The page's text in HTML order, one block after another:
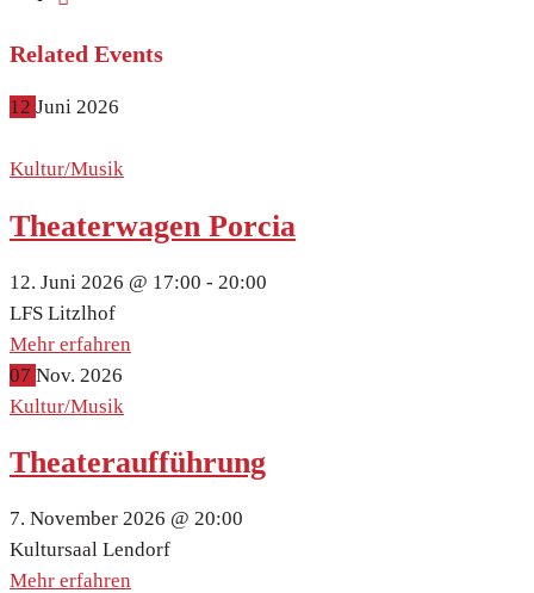
Related Events
12 Juni 2026
Kultur/Musik
Theaterwagen Porcia
12. Juni 2026 @ 17:00 - 20:00
LFS Litzlhof
Mehr erfahren
07 Nov. 2026
Kultur/Musik
Theateraufführung
7. November 2026 @ 20:00
Kultursaal Lendorf
Mehr erfahren